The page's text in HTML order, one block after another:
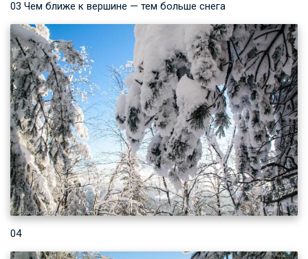
03 Чем ближе к вершине — тем больше снега
04